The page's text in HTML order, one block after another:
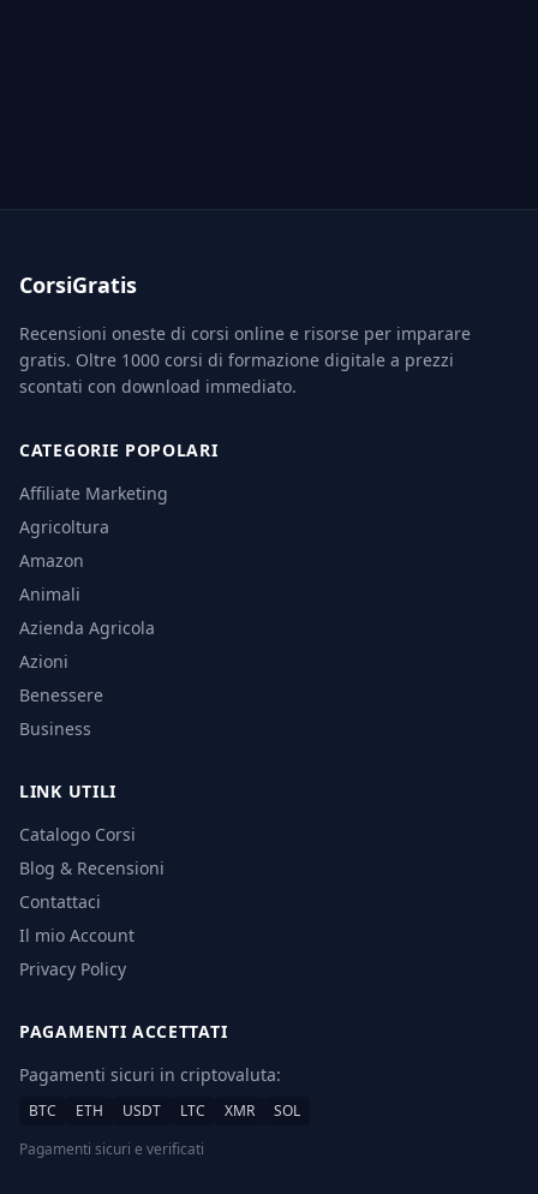
CorsiGratis
Recensioni oneste di corsi online e risorse per imparare
gratis. Oltre 1000 corsi di formazione digitale a prezzi
scontati con download immediato.
CATEGORIE POPOLARI
Affiliate Marketing
Agricoltura
Amazon
Animali
Azienda Agricola
Azioni
Benessere
Business
LINK UTILI
Catalogo Corsi
Blog & Recensioni
Contattaci
Il mio Account
Privacy Policy
PAGAMENTI ACCETTATI
Pagamenti sicuri in criptovaluta:
BTC ETH USDT LTC XMR
SOL
Pagamenti sicuri e verificati